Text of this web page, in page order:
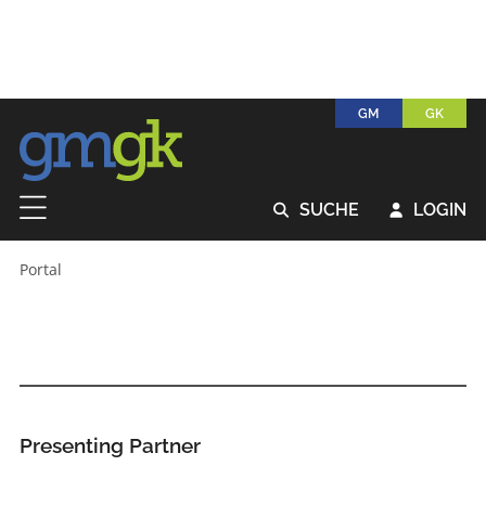
GM GK
 SUCHE  LOGIN
Portal
Presenting Partner